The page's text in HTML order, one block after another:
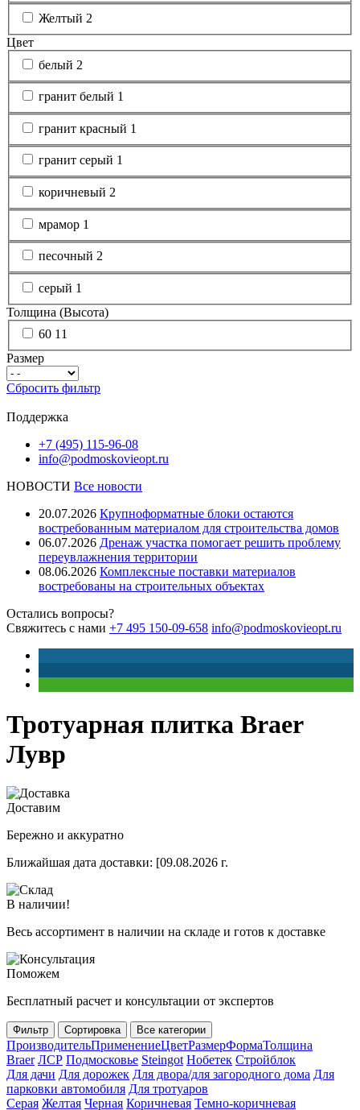
Желтый 2
Цвет
белый 2
гранит белый 1
гранит красный 1
гранит серый 1
коричневый 2
мрамор 1
песочный 2
серый 1
Толщина (Высота)
60 11
Размер
Сбросить фильтр
Поддержка
+7 (495) 115-96-08
info@podmoskovieopt.ru
НОВОСТИ Все новости
20.07.2026 Крупноформатные блоки остаются
востребованным материалом для строительства домов
06.07.2026 Дренаж участка помогает решить проблему
переувлажнения территории
08.06.2026 Комплексные поставки материалов
востребованы на строительных объектах
Остались вопросы?
Свяжитесь с нами +7 495 150-09-658 info@podmoskovieopt.ru
Тротуарная плитка Braer
Лувр
Доставим
Бережно и аккуратно
Ближайшая дата доставки: [09.08.2026 г.
В наличии!
Весь ассортимент в наличии на складе и готов к доставке
Поможем
Бесплатный расчет и консультации от экспертов
Фильтр Сортировка Все категории
ПроизводительПрименениеЦветРазмерФормаТолщина
Braer ЛСР Подмосковье Steingot Нобетек Стройблок
Для дачи Для дорожек Для двора/для загородного дома Для
парковки автомобиля Для тротуаров
Серая Желтая Черная Коричневая Темно-коричневая